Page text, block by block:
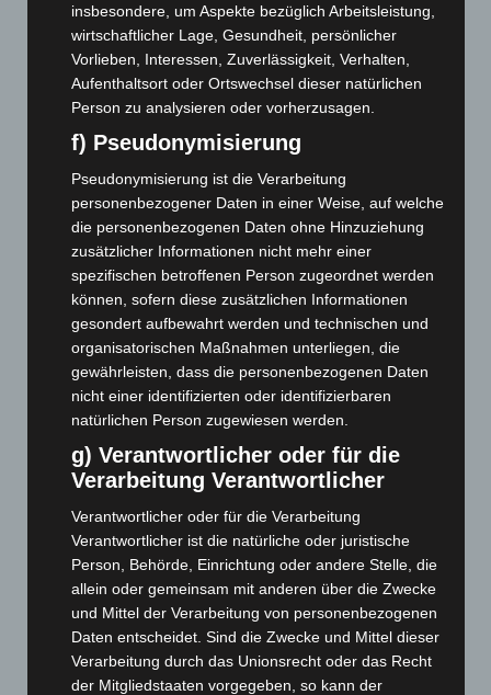
September 2025(93)
August 2025
(90)
Juli 2025(90)
Juni 2025(103)
Mai 2025(112)
April 2025(88)
März 2025(111)
Februar 2025(96)
Januar 2025(88)
Dezember 2024
(89)
November 2024(94)
Oktober 2024(93)
September 2024(112)
August 2024
(107)
Juli 2024(89)
Juni 2024(107)
Mai 2024(149)
April 2024(102)
März 2024(103)
Februar 2024(103)
Januar 2024
(111)
insbesondere, um Aspekte bezüglich Arbeitsleistung,
wirtschaftlicher Lage, Gesundheit, persönlicher
Vorlieben, Interessen, Zuverlässigkeit, Verhalten,
Aufenthaltsort oder Ortswechsel dieser natürlichen
Person zu analysieren oder vorherzusagen.
f) Pseudonymisierung
Pseudonymisierung ist die Verarbeitung
personenbezogener Daten in einer Weise, auf welche
die personenbezogenen Daten ohne Hinzuziehung
zusätzlicher Informationen nicht mehr einer
spezifischen betroffenen Person zugeordnet werden
können, sofern diese zusätzlichen Informationen
gesondert aufbewahrt werden und technischen und
organisatorischen Maßnahmen unterliegen, die
gewährleisten, dass die personenbezogenen Daten
nicht einer identifizierten oder identifizierbaren
natürlichen Person zugewiesen werden.
g) Verantwortlicher oder für die
Verarbeitung Verantwortlicher
Verantwortlicher oder für die Verarbeitung
Verantwortlicher ist die natürliche oder juristische
Person, Behörde, Einrichtung oder andere Stelle, die
allein oder gemeinsam mit anderen über die Zwecke
und Mittel der Verarbeitung von personenbezogenen
Daten entscheidet. Sind die Zwecke und Mittel dieser
Verarbeitung durch das Unionsrecht oder das Recht
der Mitgliedstaaten vorgegeben, so kann der